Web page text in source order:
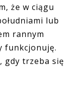
że w ciągu
lub
rannym
funkcjonuję.
gdy trzeba się